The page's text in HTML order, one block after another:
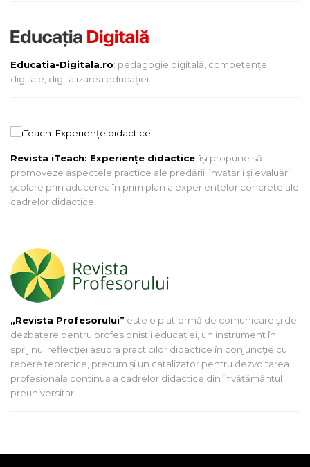
Educatia-Digitala.ro: pedagogie digitală, competențe
digitale, digitalizarea educației.
Revista iTeach: Experienţe didactice îşi propune să
promoveze aspectele practice ale predării, învăţării şi evaluării
şcolare prin aducerea în prim plan a experienţelor concrete ale
cadrelor didactice.
„Revista Profesorului” este o platformă de comunicare și de
dezbatere pentru profesioniștii educației, un instrument în
sprijinul reflecției asupra practicilor didactice în conjuncție cu
repere teoretice, precum și un catalizator pentru dezvoltarea
profesională continuă a cadrelor didactice din învățământul
preuniversitar.